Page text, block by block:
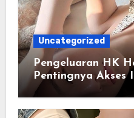
Uncategorized
Pengeluaran HK
Pentingnya Akses
Akurat